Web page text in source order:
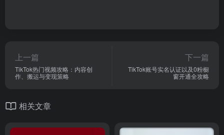
上一篇
TikTok热门视频攻略：内容创
作、搬运与变现策略
下一篇
TikTok账号实名认证以及0粉橱
窗开通全攻略
相关文章